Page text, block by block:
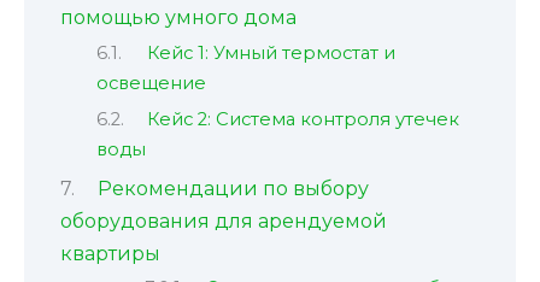
помощью умного дома
Кейс 1: Умный термостат и
освещение
Кейс 2: Система контроля утечек
воды
Рекомендации по выбору
оборудования для арендуемой
квартиры